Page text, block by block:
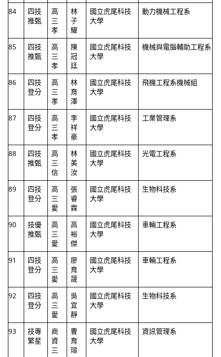
84
四技
推甄
高
三
孝
林
子
耀
國立虎尾科技
大學
動力機械工程系
85
四技
推甄
高
三
孝
陳
冠
廷
國立虎尾科技
大學
機械與電腦輔助工程系
86
四技
登分
高
三
孝
林
育
澤
國立虎尾科技
大學
飛機工程系機械組
87
四技
登分
高
三
孝
李
祥
豪
國立虎尾科技
大學
工業管理系
88
四技
推甄
高
三
信
林
美
汝
國立虎尾科技
大學
光電工程系
89
四技
登分
高
三
愛
張
睿
霖
國立虎尾科技
大學
生物科技系
90
技優
推甄
高
三
愛
高
裕
傑
國立虎尾科技
大學
車輛工程系
91
四技
登分
高
三
愛
廖
育
晟
國立虎尾科技
大學
車輛工程系
92
四技
登分
高
三
愛
吳
宜
靜
國立虎尾科技
大學
生物科技系
93
技專
繁星
商
資
三
曹
育
瑄
國立虎尾科技
大學
資訊管理系